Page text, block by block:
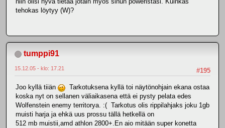
tehokas löytyy (W)?
tumppi91
#195
15.12.05 - klo: 17.21
Joo kyllä tiiän
Tarkotuksena kyllä toi näytönohjain ekana ostaa
koska nyt on sellanen väliaikasena että ei pysty pelata edes
Wolfenstein enemy territorya. :( Tarkotus olis rippilahjaks joku 1gb
muisti harja ja ehkä uus prossu tällä hetkellä on
512 mb muistii,amd athlon 2800+.En aio mitään super konetta